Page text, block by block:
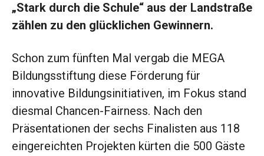
„Stark durch die Schule“ aus der Landstraße
zählen zu den glücklichen Gewinnern.
Schon zum fünften Mal vergab die MEGA
Bildungsstiftung diese Förderung für
innovative Bildungsinitiativen, im Fokus stand
diesmal Chancen-Fairness. Nach den
Präsentationen der sechs Finalisten aus 118
eingereichten Projekten kürten die 500 Gäste